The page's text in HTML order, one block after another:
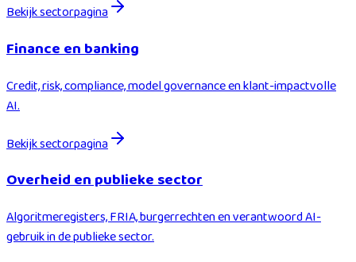
Bekijk sectorpagina
Finance en banking
Credit, risk, compliance, model governance en klant-impactvolle
AI.
Bekijk sectorpagina
Overheid en publieke sector
Algoritmeregisters, FRIA, burgerrechten en verantwoord AI-
gebruik in de publieke sector.